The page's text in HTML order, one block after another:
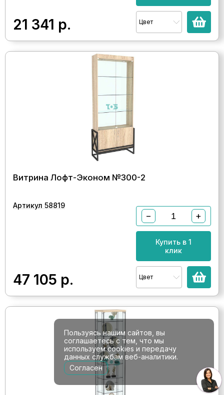
21 341 р. Цвет
Витрина Лофт-Эконом №300-2
Артикул 58819
47 105 р.
− +
Купить в 1
клик
Цвет
Пользуясь нашим сайтов, вы
соглашаетесь с тем, что мы
используем cookies и передачу
данных службам веб-аналитики.
Согласен